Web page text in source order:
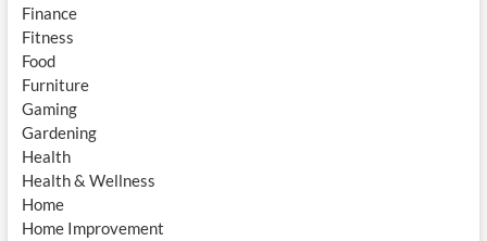
Finance
Fitness
Food
Furniture
Gaming
Gardening
Health
Health & Wellness
Home
Home Improvement